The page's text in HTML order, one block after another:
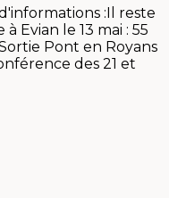
:Il reste
Evian le 13 mai : 55
Pont en Royans
des 21 et